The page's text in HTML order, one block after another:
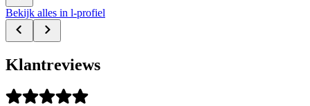
Bekijk alles in l-profiel
Klantreviews